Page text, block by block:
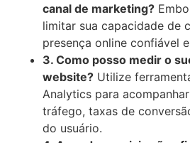
canal de marketing?
limitar sua capacidade de
presença online confiável
3. Como posso medir o
website? Utilize
Analytics para
tráfego, taxas de
do usuário.